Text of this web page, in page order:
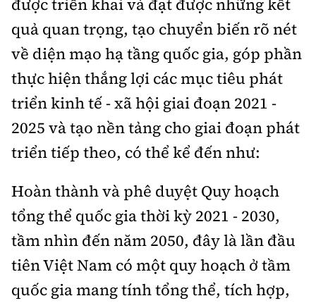
được triển khai và đạt được những kết
quả quan trọng, tạo chuyển biến rõ nét
về diện mạo hạ tầng quốc gia, góp phần
thực hiện thắng lợi các mục tiêu phát
triển kinh tế - xã hội giai đoạn 2021 -
2025 và tạo nền tảng cho giai đoạn phát
triển tiếp theo, có thể kể đến như:
Hoàn thành và phê duyệt Quy hoạch
tổng thể quốc gia thời kỳ 2021 - 2030,
tầm nhìn đến năm 2050, đây là lần đầu
tiên Việt Nam có một quy hoạch ở tầm
quốc gia mang tính tổng thể, tích hợp,